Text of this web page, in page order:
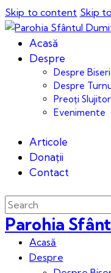
Skip to content Skip
Acasă
Despre
Despre
Despre
Preoți
Evenimente
Articole
Donații
Contact
Parohia
Acasă
Despre